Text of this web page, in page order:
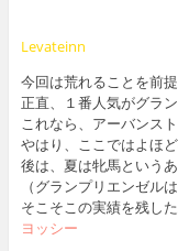
Levateinn
今回は荒れることを前提
正直、１番人気がグラ
これなら、アーバンス
やはり、ここではよほ
後は、夏は牝馬という
（グランプリエンゼル
そこそこの実績を残し
ヨッシー